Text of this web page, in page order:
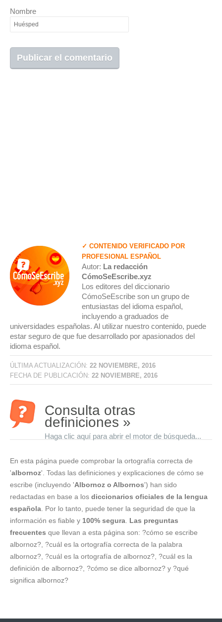
Nombre
✓ CONTENIDO VERIFICADO POR
PROFESIONAL ESPAÑOL
Autor: La redacción
CómoSeEscribe.xyz
Los editores del diccionario
CómoSeEscribe son un grupo de
entusiastas del idioma español,
incluyendo a graduados de
universidades españolas. Al utilizar nuestro contenido, puede
estar seguro de que fue desarrollado por apasionados del
idioma español.
ÚLTIMA ACTUALIZACIÓN: 22 NOVIEMBRE, 2016
FECHA DE PUBLICACIÓN: 22 NOVIEMBRE, 2016
Consulta otras
definiciones »
Haga clic aquí para abrir el motor de búsqueda...
En esta página puede comprobar la ortografía correcta de
'albornoz'. Todas las definiciones y explicaciones de cómo se
escribe (incluyendo 'Albornoz o Albornos') han sido
redactadas en base a los diccionarios oficiales de la lengua
española . Por lo tanto, puede tener la seguridad de que la
información es fiable y 100% segura Las preguntas
frecuentes que llevan a esta página son: ?cómo se escribe
albornoz?, ?cuál es la ortografía correcta de la palabra
albornoz?, ?cuál es la ortografía de albornoz?, ?cuál es la
definición de albornoz?, ?cómo se dice albornoz? y ?qué
significa albornoz?